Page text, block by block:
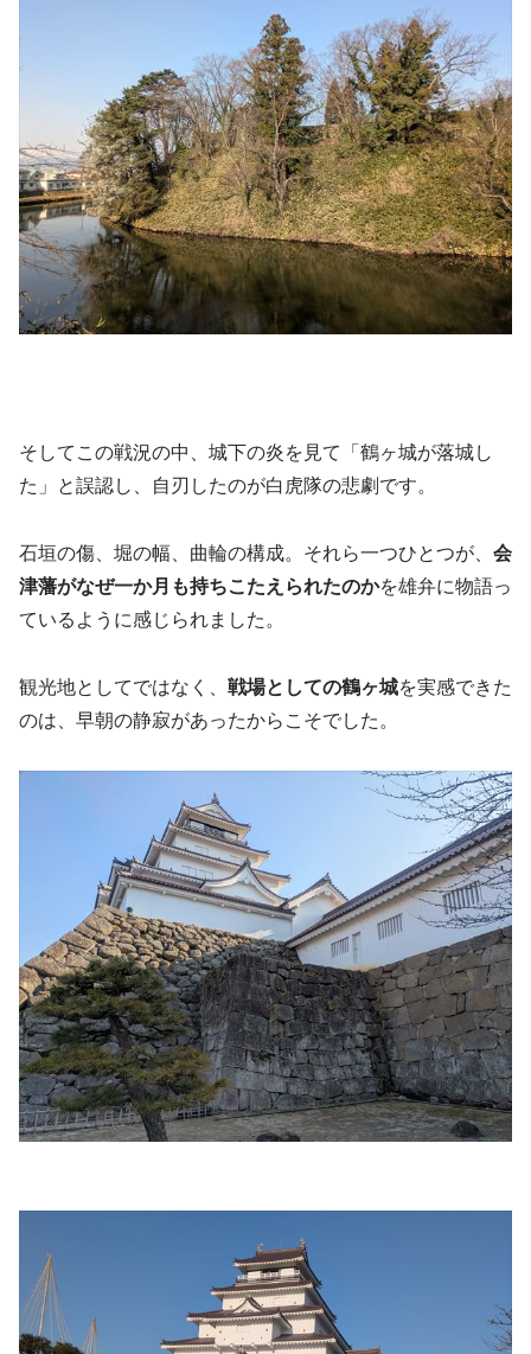
そしてこの戦況の中、城下の炎を見て「鶴ヶ城が落城し
た」と誤認し、自刃したのが白虎隊の悲劇です。
石垣の傷、堀の幅、曲輪の構成。それら一つひとつが、 会
津藩がなぜ一か月も持ちこたえられたのかを雄弁に物語っ
ているように感じられました。
観光地としてではなく、 戦場としての鶴ヶ城を実感できた
のは、早朝の静寂があったからこそでした。